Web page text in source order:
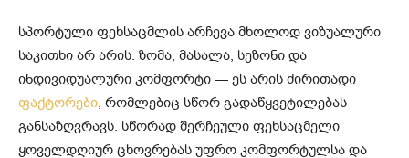
სპორტული ფეხსაცმლის არჩევა მხოლოდ ვიზუალური
საკითხი არ არის. ზომა, მასალა, სეზონი და
ინდივიდუალური კომფორტი — ეს არის ძირითადი
ფაქტორები, რომლებიც სწორ გადაწყვეტილებას
განსაზღვრავს. სწორად შერჩეული ფეხსაცმელი
ყოველდღიურ ცხოვრებას უფრო კომფორტულსა და